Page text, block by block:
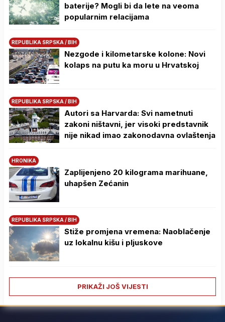
baterije? Mogli bi da lete na veoma
popularnim relacijama
REPUBLIKA SRPSKA / BIH
Nezgode i kilometarske kolone: Novi
kolaps na putu ka moru u Hrvatskoj
REPUBLIKA SRPSKA / BIH
Autori sa Harvarda: Svi nametnuti
zakoni ništavni, jer visoki predstavnik
nije nikad imao zakonodavna ovlaštenja
HRONIKA
Zaplijenjeno 20 kilograma marihuane,
uhapšen Zećanin
REPUBLIKA SRPSKA / BIH
Stiže promjena vremena: Naoblačenje
uz lokalnu kišu i pljuskove
PRIKAŽI JOŠ VIJESTI